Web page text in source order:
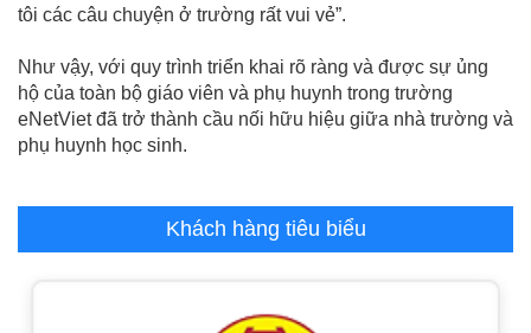
tôi các câu chuyện ở trường rất vui vẻ”.
Như vậy, với quy trình triển khai rõ ràng và được sự ủng
hộ của toàn bộ giáo viên và phụ huynh trong trường
eNetViet đã trở thành cầu nối hữu hiệu giữa nhà trường và
phụ huynh học sinh.
Khách hàng tiêu biểu